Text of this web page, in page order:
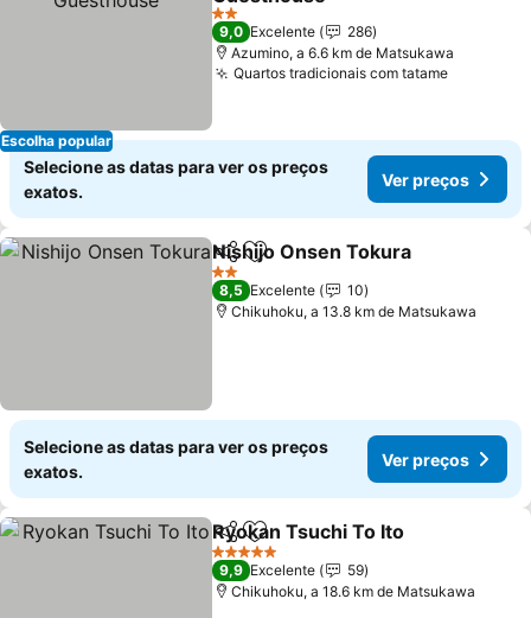
Escolha popular
Ver preços
2 Estrelas
9,0 Excelente
286
Azumino, a 6.6 km de Matsukawa
Quartos tradicionais com tatameVer
Selecione as datas para ver os preços
exatos.
Ver preços
PartilharAdicionar aos favoritos
Nishijo Onsen Tokura
2 Estrelas
8,5 Excelente
10
Chikuhoku, a 13.8 km de Matsukawa
Selecione as datas para ver os preços
exatos.
Ver preços
PartilharAdicionar aos favoritos
Ryokan Tsuchi To Ito
5 Estrelas
9,9 Excelente
59
Chikuhoku, a 18.6 km de Matsukawa